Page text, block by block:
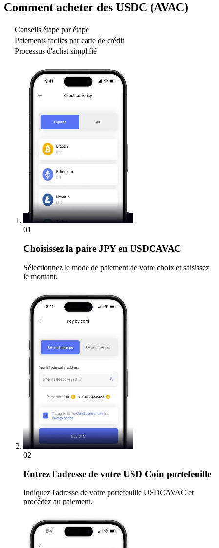
Comment acheter des USDC (AVAC)
Conseils étape par étape
Paiements faciles par carte de crédit
Processus d'achat simplifié
01
Choisissez la paire JPY en USDCAVAC
Sélectionnez le mode de paiement de votre choix et saisissez
le montant.
02
Entrez l'adresse de votre USD Coin portefeuille
Indiquez l'adresse de votre portefeuille USDCAVAC et
procédez au paiement.